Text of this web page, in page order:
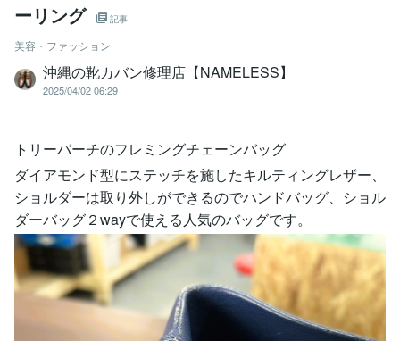
ーリング
記事
美容・ファッション
沖縄の靴カバン修理店【NAMELESS】
2025/04/02 06:29
トリーバーチのフレミングチェーンバッグ
ダイアモンド型にステッチを施したキルティングレザー、
ショルダーは取り外しができるのでハンドバッグ、ショル
ダーバッグ２wayで使える人気のバッグです。